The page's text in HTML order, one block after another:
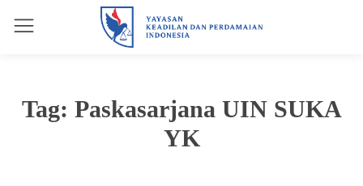
Tag: Paskasarjana UIN SUKA
YK